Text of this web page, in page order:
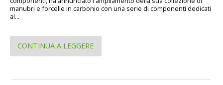
manubri e forcelle in carbonio con una serie di componenti dedicati
al...
CONTINUA A LEGGERE